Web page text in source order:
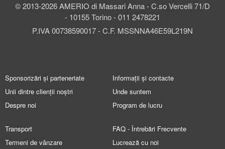
© 2013-2026 AMERIO di Massari Anna - C.so Vercelli 71/D
- 10155 Torino - 011 2478221
P.IVA 00738590017 - C.F. MSSNNA46E59L219N
Sponsorizări și parteneriate
Unii dintre clienții noștri
Despre noi
Informații și contacte
Unde suntem
Program de lucru
Transport
Termeni de vânzare
FAQ - Întrebări Frecvente
Lucrează cu noi